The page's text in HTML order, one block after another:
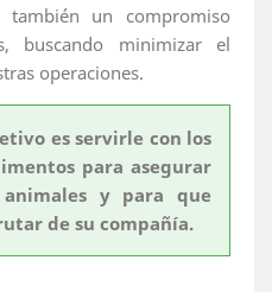
también un compromiso
buscando minimizar el
operaciones.
es servirle con los
para asegurar
y para que
de su compañía.